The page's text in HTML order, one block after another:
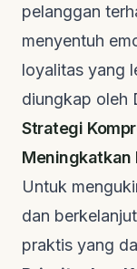
pelanggan
menyentuh
loyalitas yang
diungkap oleh
Strategi
Meningkatkan
Untuk
dan
praktis yang